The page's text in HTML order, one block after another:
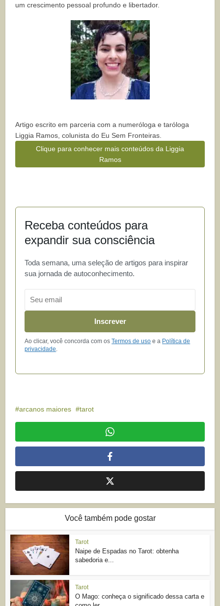
um crescimento pessoal profundo e libertador.
Artigo escrito em parceria com a numeróloga e taróloga
Liggia Ramos, colunista do Eu Sem Fronteiras.
Clique para conhecer mais conteúdos da Liggia
Ramos
Receba conteúdos para
expandir sua consciência
Toda semana, uma seleção de artigos para inspirar
sua jornada de autoconhecimento.
Inscrever
Ao clicar, você concorda com osTermos de uso e a Política de
privacidade
arcanos maiores tarot
Você também pode gostar
Tarot
Naipe de Espadas no Tarot: obtenha
sabedoria e...
Tarot
O Mago: conheça o significado dessa carta e